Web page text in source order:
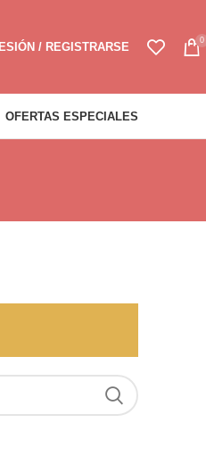
/ REGISTRARSE
0
OFERTAS ESPECIALES